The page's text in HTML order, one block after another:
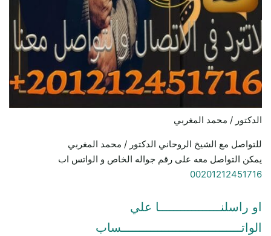
الدكتور / محمد المغربي
للتواصل مع الشيخ الروحاني الدكتور / محمد المغربي
يمكن التواصل معه على رقم جواله الخاص و الواتس اب
00201212451716
او راسلنـــــــــــــــــا علي
الواتـــــــــــــــــــــــــــــــــساب